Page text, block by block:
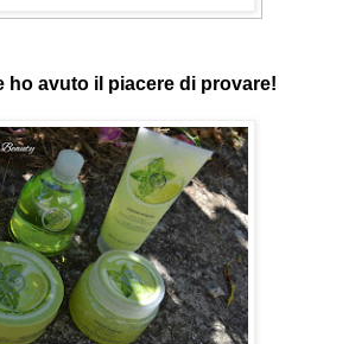
ho avuto il piacere di provare!